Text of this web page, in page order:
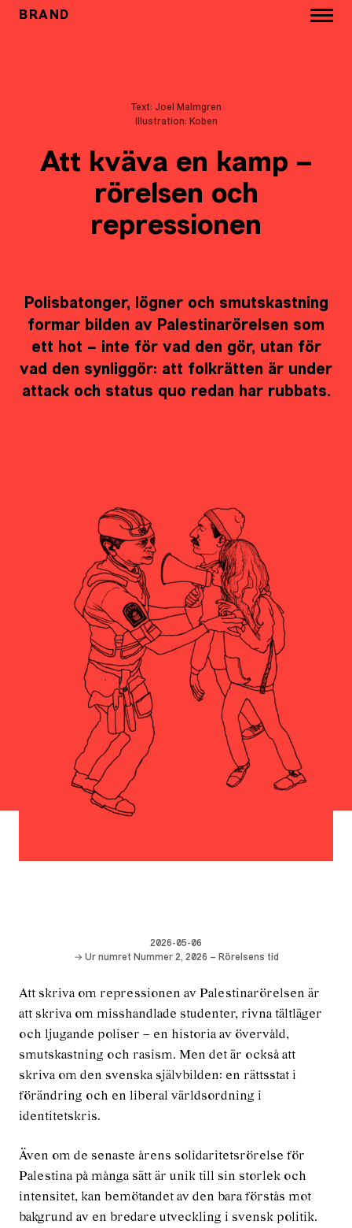
BRAND
Text: Joel Malmgren
Illustration: Koben
Att kväva en kamp –
rörelsen och
repressionen
Polisbatonger, lögner och smutskastning
formar bilden av Palestinarörelsen som
ett hot – inte för vad den gör, utan för
vad den synliggör: att folkrätten är under
attack och status quo redan har rubbats.
2026-05-06
→ Ur numret Nummer 2, 2026 – Rörelsens tid
Att skriva om repressionen av Palestinarörelsen är
att skriva om misshandlade studenter, rivna tältläger
och ljugande poliser – en historia av övervåld,
smutskastning och rasism. Men det är också att
skriva om den svenska självbilden: en rättsstat i
förändring och en liberal världsordning i
identitetskris.
Även om de senaste årens solidaritetsrörelse för
Palestina på många sätt är unik till sin storlek och
intensitet, kan bemötandet av den bara förstås mot
bakgrund av en bredare utveckling i svensk politik.